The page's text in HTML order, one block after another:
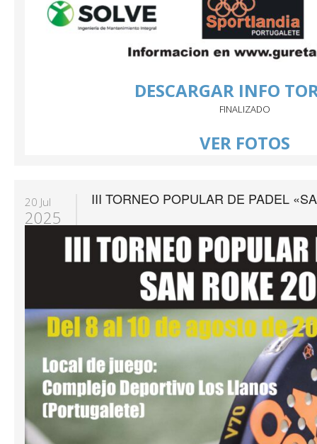
DESCARGAR INFO
FINALIZADO
VER FOTOS
20 Jul
2025
III TORNEO POPULAR DE PADEL